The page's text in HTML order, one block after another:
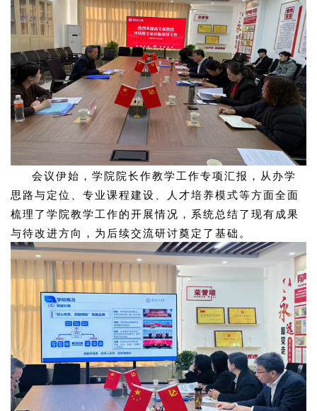
会议伊始，学院院长作教学工作专项汇报，从办学
思路与定位、专业课程建设、人才培养模式等方面全面
梳理了学院教学工作的开展情况，系统总结了现有成果
与待改进方向，为后续交流研讨奠定了基础。